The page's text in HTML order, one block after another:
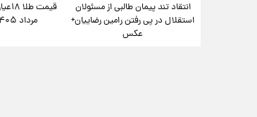
انتقاد تند پیمان طالبی از مسئولان
استقلال در پی رفتن رامین رضاییان+
عکس
مرداد ۱۴۰۵ +جدول